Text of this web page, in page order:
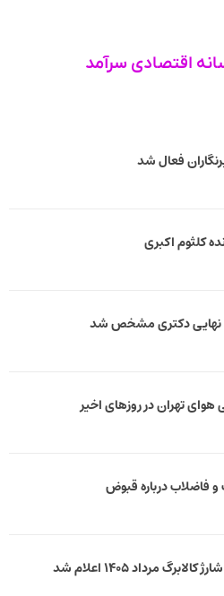
اقتصادی سرآمد
فعال شد
کلثوم اکبری
نهایی دکتری مشخص شد
تهران در روزهای اخیر
فاضلاب درباره قبوض
مرداد ۱۴۰۵ اعلام شد